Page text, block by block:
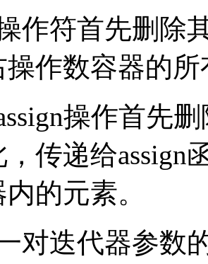
作符首先删除
作数容器的
操作首先
传递给assign
的元素。
对迭代器参数